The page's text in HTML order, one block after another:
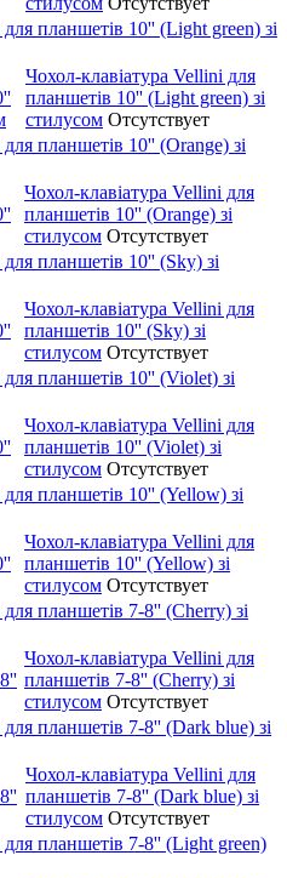
планшетів 10'' (Light green) зі
Чохол-клавіатура Vellini для
планшетів 10'' (Light green) зі
стилусом Отсутствует
планшетів 10'' (Orange) зі
Чохол-клавіатура Vellini для
планшетів 10'' (Orange) зі
стилусом Отсутствует
планшетів 10'' (Sky) зі
Чохол-клавіатура Vellini для
планшетів 10'' (Sky) зі
стилусом Отсутствует
планшетів 10'' (Violet) зі
Чохол-клавіатура Vellini для
планшетів 10'' (Violet) зі
стилусом Отсутствует
планшетів 10'' (Yellow) зі
Чохол-клавіатура Vellini для
планшетів 10'' (Yellow) зі
стилусом Отсутствует
планшетів 7-8'' (Cherry) зі
Чохол-клавіатура Vellini для
планшетів 7-8'' (Cherry) зі
стилусом Отсутствует
планшетів 7-8'' (Dark blue) зі
Чохол-клавіатура Vellini для
планшетів 7-8'' (Dark blue) зі
стилусом Отсутствует
планшетів 7-8'' (Light green)